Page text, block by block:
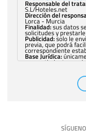
Responsable del
S.L/Hoteles.net
Dirección del
Lorca - Murcia
Finalidad:sus datos
solicitudes y
Publicidad:solo le
previa, que podrá
correspondiente
Base Jurídica:
consentimiento
con
nuestra entidad que
tener conocimiento
comunicarán datos
adicional y detallada
política de privacidad